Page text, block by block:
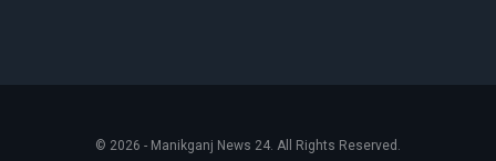
© 2026 - Manikganj News 24. All Rights Reserved.